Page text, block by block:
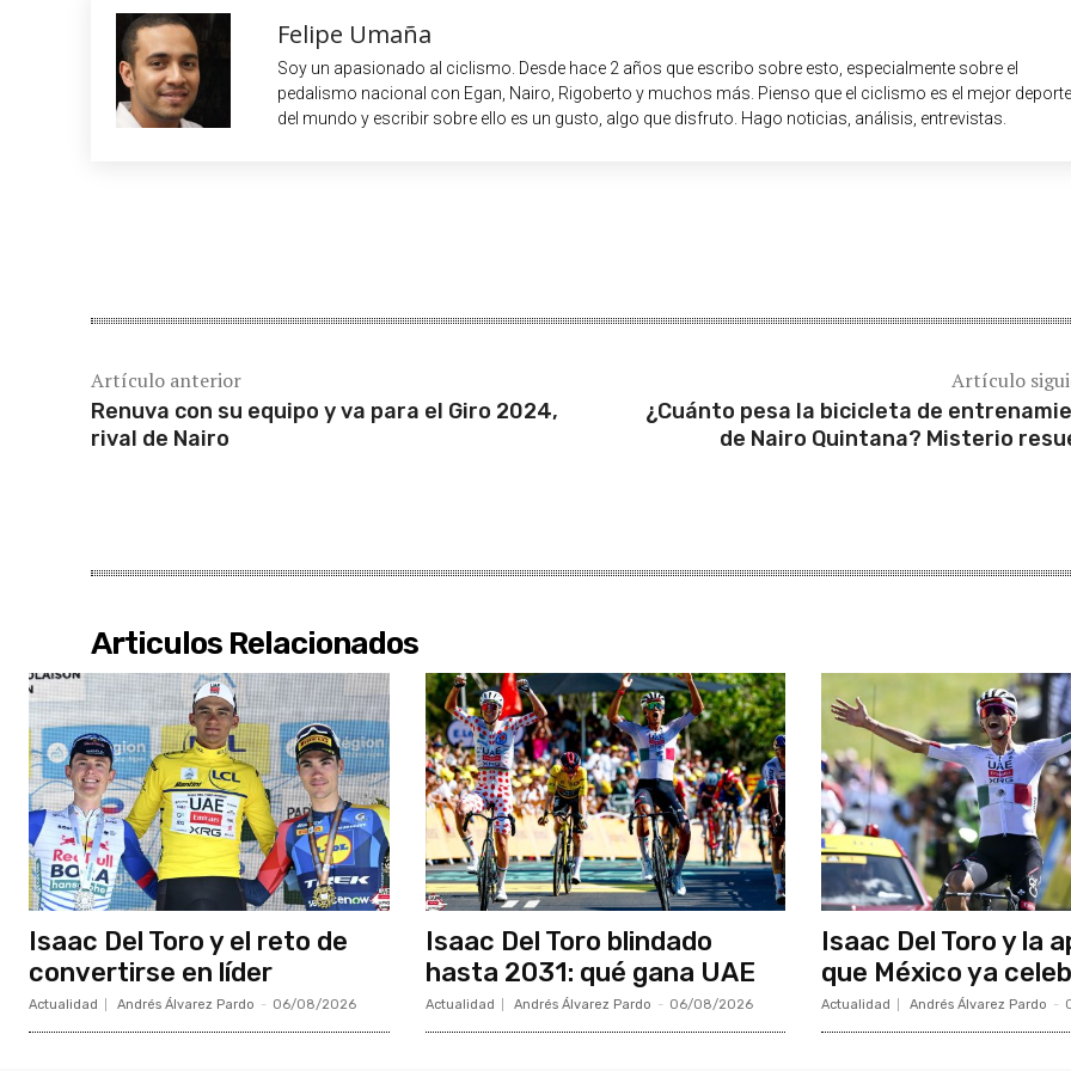
Felipe Umaña
Soy un apasionado al ciclismo. Desde hace 2 años que escribo sobre esto, especialmente sobre el
pedalismo nacional con Egan, Nairo, Rigoberto y muchos más. Pienso que el ciclismo es el mejor deporte
del mundo y escribir sobre ello es un gusto, algo que disfruto. Hago noticias, análisis, entrevistas.
Artículo anterior
Renuva con su equipo y va para el Giro 2024,
rival de Nairo
Artículo
¿Cuánto pesa la bicicleta de
de Nairo Quintana? Misterio
Articulos Relacionados
Isaac Del Toro y el reto de
convertirse en líder
Actualidad Andrés Álvarez Pardo - 06/08/2026
Isaac Del Toro blindado
hasta 2031: qué gana UAE
Actualidad Andrés Álvarez Pardo - 06/08/2026
Isaac Del Toro y la
que México ya
Actualidad Andrés Álvarez Pardo -